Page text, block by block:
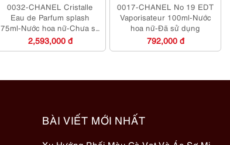
0032-CHANEL Cristalle
Eau de Parfum splash
75ml-Nước hoa nữ-Chưa sử
dụng
2,593,000 đ
0017-CHANEL No 19 EDT
Vaporisateur 100ml-Nước
hoa nữ-Đã sử dụng
792,000 đ
BÀI VIẾT MỚI NHẤT